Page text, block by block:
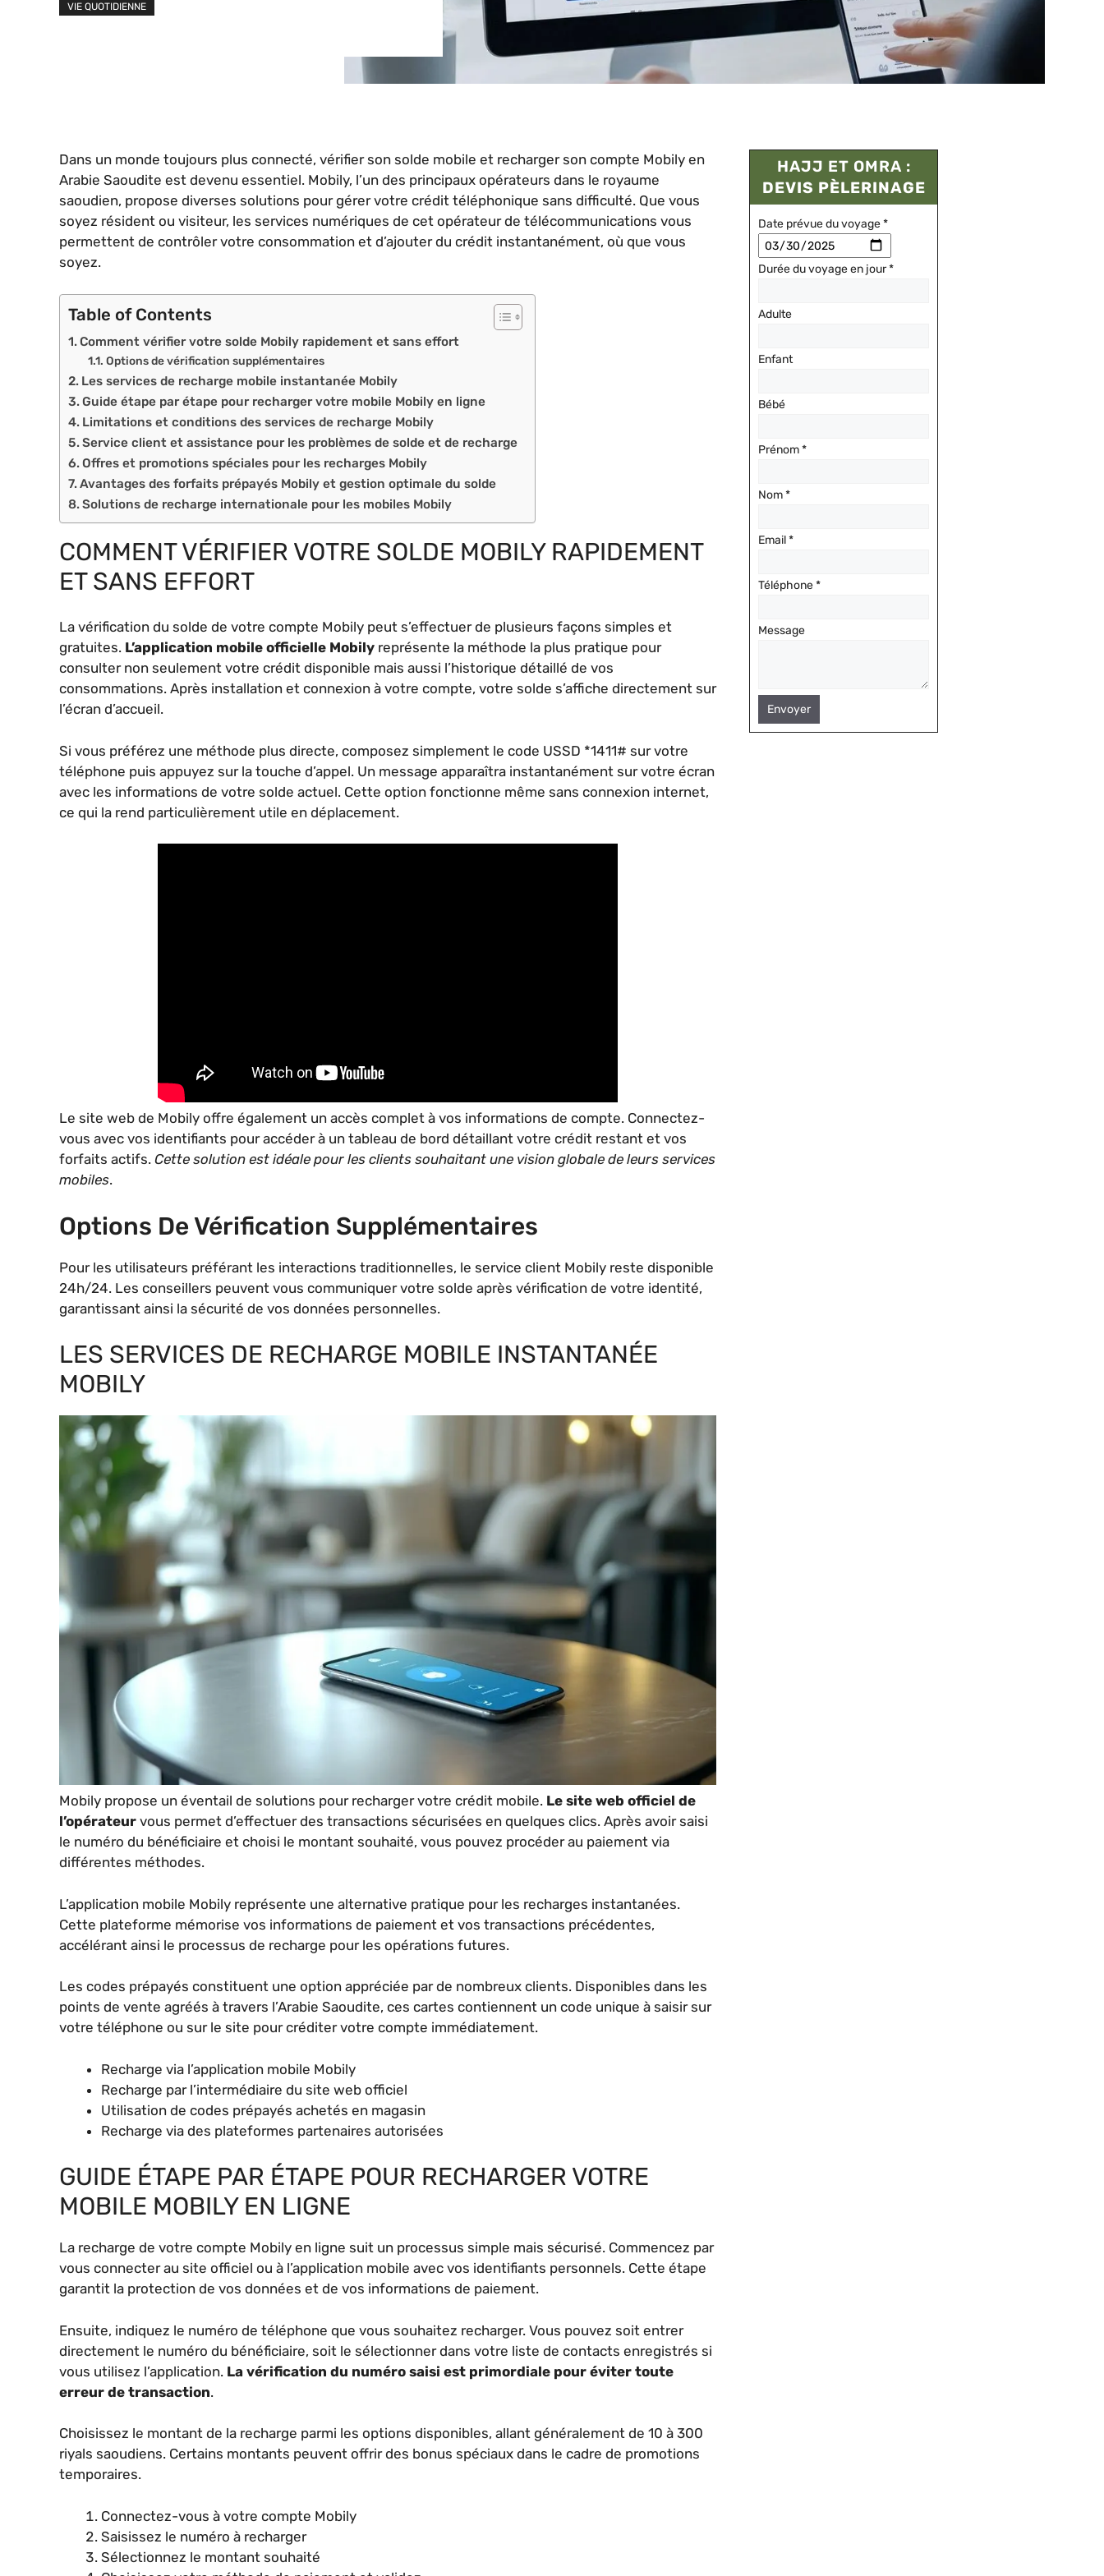
VIE QUOTIDIENNE
Dans un monde toujours plus connecté, vérifier son solde mobile et recharger son compte Mobily en
Arabie Saoudite est devenu essentiel. Mobily, l’un des principaux opérateurs dans le royaume
saoudien, propose diverses solutions pour gérer votre crédit téléphonique sans difficulté. Que vous
soyez résident ou visiteur, les services numériques de cet opérateur de télécommunications vous
permettent de contrôler votre consommation et d’ajouter du crédit instantanément, où que vous
soyez.
Table of Contents
Comment vérifier votre solde Mobily rapidement et sans effort
Options de vérification supplémentaires
Les services de recharge mobile instantanée Mobily
Guide étape par étape pour recharger votre mobile Mobily en ligne
Limitations et conditions des services de recharge Mobily
Service client et assistance pour les problèmes de solde et de recharge
Offres et promotions spéciales pour les recharges Mobily
Avantages des forfaits prépayés Mobily et gestion optimale du solde
Solutions de recharge internationale pour les mobiles Mobily
COMMENT VÉRIFIER VOTRE SOLDE MOBILY RAPIDEMENT
ET SANS EFFORT
La vérification du solde de votre compte Mobily peut s’effectuer de plusieurs façons simples et
gratuites. L’application mobile officielle Mobily représente la méthode la plus pratique pour
consulter non seulement votre crédit disponible mais aussi l’historique détaillé de vos
consommations. Après installation et connexion à votre compte, votre solde s’affiche directement sur
l’écran d’accueil.
Si vous préférez une méthode plus directe, composez simplement le code USSD *1411# sur votre
téléphone puis appuyez sur la touche d’appel. Un message apparaîtra instantanément sur votre écran
avec les informations de votre solde actuel. Cette option fonctionne même sans connexion internet,
ce qui la rend particulièrement utile en déplacement.
Le site web de Mobily offre également un accès complet à vos informations de compte. Connectez-
vous avec vos identifiants pour accéder à un tableau de bord détaillant votre crédit restant et vos
forfaits actifs. Cette solution est idéale pour les clients souhaitant une vision globale de leurs services
mobiles.
Options De Vérification Supplémentaires
Pour les utilisateurs préférant les interactions traditionnelles, le service client Mobily reste disponible
24h/24. Les conseillers peuvent vous communiquer votre solde après vérification de votre identité,
garantissant ainsi la sécurité de vos données personnelles.
LES SERVICES DE RECHARGE MOBILE INSTANTANÉE
MOBILY
Mobily propose un éventail de solutions pour recharger votre crédit mobile. Le site web officiel de
l’opérateur vous permet d’effectuer des transactions sécurisées en quelques clics. Après avoir saisi
le numéro du bénéficiaire et choisi le montant souhaité, vous pouvez procéder au paiement via
différentes méthodes.
L’application mobile Mobily représente une alternative pratique pour les recharges instantanées.
Cette plateforme mémorise vos informations de paiement et vos transactions précédentes,
accélérant ainsi le processus de recharge pour les opérations futures.
Les codes prépayés constituent une option appréciée par de nombreux clients. Disponibles dans les
points de vente agréés à travers l’Arabie Saoudite, ces cartes contiennent un code unique à saisir sur
votre téléphone ou sur le site pour créditer votre compte immédiatement.
Recharge via l’application mobile Mobily
Recharge par l’intermédiaire du site web officiel
Utilisation de codes prépayés achetés en magasin
Recharge via des plateformes partenaires autorisées
GUIDE ÉTAPE PAR ÉTAPE POUR RECHARGER VOTRE
MOBILE MOBILY EN LIGNE
La recharge de votre compte Mobily en ligne suit un processus simple mais sécurisé. Commencez par
vous connecter au site officiel ou à l’application mobile avec vos identifiants personnels. Cette étape
garantit la protection de vos données et de vos informations de paiement.
Ensuite, indiquez le numéro de téléphone que vous souhaitez recharger. Vous pouvez soit entrer
directement le numéro du bénéficiaire, soit le sélectionner dans votre liste de contacts enregistrés si
vous utilisez l’application. La vérification du numéro saisi est primordiale pour éviter toute
erreur de transaction.
Choisissez le montant de la recharge parmi les options disponibles, allant généralement de 10 à 300
riyals saoudiens. Certains montants peuvent offrir des bonus spéciaux dans le cadre de promotions
temporaires.
Connectez-vous à votre compte Mobily
Saisissez le numéro à recharger
Sélectionnez le montant souhaité
HAJJ ET OMRA :
DEVIS PÈLERINAGE
Date prévue du voyage*
Durée du voyage en jour*
Adulte
Enfant
Bébé
Prénom*
Nom*
Email*
Téléphone*
Message
Envoyer